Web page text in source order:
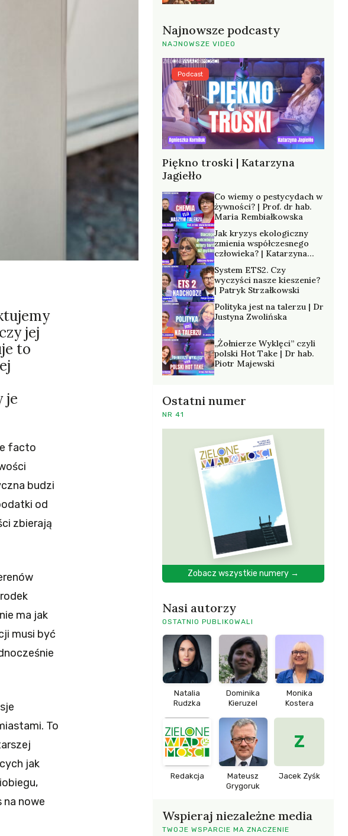
jej
to
je
facto
budzi
od
zbierają
ma jak
musi być
To
jak
na nowe
Najnowsze podcasty
NAJNOWSZE VIDEO
Piękno troski | Katarzyna
Jagiełło
Podcast
Co wiemy o pestycydach w
żywności? | Prof. dr hab.
Maria Rembiałkowska
Jak kryzys ekologiczny
zmienia współczesnego
człowieka? | Katarzyna
System ETS2. Czy
wyczyści nasze kieszenie?
| Patryk Strzałkowski
Polityka jest na talerzu | Dr
Justyna Zwolińska
„Żołnierze Wyklęci” czyli
polski Hot Take | Dr hab.
Piotr Majewski
Ostatni numer
NR 41
Zobacz wszystkie numery →
Nasi autorzy
OSTATNIO PUBLIKOWALI
Natalia
Rudzka
Dominika
Kieruzel
Monika
Kostera
Redakcja
Mateusz
Grygoruk
Z
Jacek Zyśk
Wspieraj niezależne media
TWOJE WSPARCIE MA ZNACZENIE